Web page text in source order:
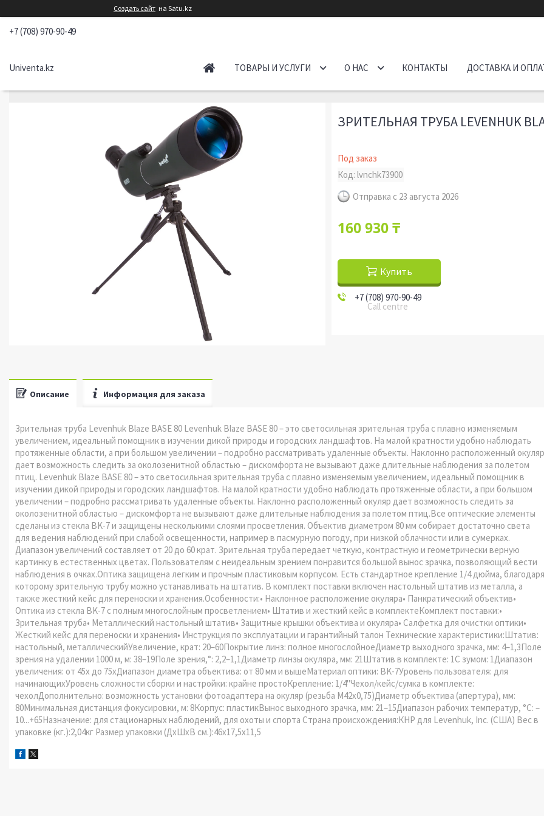
Создать сайт на Satu.kz
+7 (708) 970-90-49
Univenta.kz ТОВАРЫ И УСЛУГИ О НАС КОНТАКТЫ ДОСТАВКА И
ЗРИТЕЛЬНАЯ ТРУБА LEVENHUK
Под заказ
Код:lvnchk73900
Отправка с 23 августа 2026
160 930 ₸
Купить
+7 (708) 970-90-49
Call centre
Описание Информация для заказа
Зрительная труба Levenhuk Blaze BASE 80 Levenhuk Blaze BASE 80 – это светосильная зрительная труба с плавно изменяемым
увеличением, идеальный помощник в изучении дикой природы и городских ландшафтов. На малой кратности удобно наблюдать
протяженные области, а при большом увеличении – подробно рассматривать удаленные объекты. Наклонно расположенный окуляр
дает возможность следить за околозенитной областью – дискомфорта не вызывают даже длительные наблюдения за полетом
птиц. Levenhuk Blaze BASE 80 – это светосильная зрительная труба с плавно изменяемым увеличением, идеальный помощник в
изучении дикой природы и городских ландшафтов. На малой кратности удобно наблюдать протяженные области, а при большом
увеличении – подробно рассматривать удаленные объекты. Наклонно расположенный окуляр дает возможность следить за
околозенитной областью – дискомфорта не вызывают даже длительные наблюдения за полетом птиц.Все оптические элементы
сделаны из стекла BK-7 и защищены несколькими слоями просветления. Объектив диаметром 80 мм собирает достаточно света
для ведения наблюдений при слабой освещенности, например в пасмурную погоду, при низкой облачности или в сумерках.
Диапазон увеличений составляет от 20 до 60 крат. Зрительная труба передает четкую, контрастную и геометрически верную
картинку в естественных цветах. Пользователям с неидеальным зрением понравится большой вынос зрачка, позволяющий вести
наблюдения в очках.Оптика защищена легким и прочным пластиковым корпусом. Есть стандартное крепление 1/4 дюйма, благодаря
которому зрительную трубу можно устанавливать на штатив. В комплект поставки включен настольный штатив из металла, а
также жесткий кейс для переноски и хранения.Особенности:• Наклонное расположение окуляра• Панкратический объектив•
Оптика из стекла BK-7 с полным многослойным просветлением• Штатив и жесткий кейс в комплектеКомплект поставки:•
Зрительная труба• Металлический настольный штатив• Защитные крышки объектива и окуляра• Салфетка для очистки оптики•
Жесткий кейс для переноски и хранения• Инструкция по эксплуатации и гарантийный талон Технические характеристики:Штатив:
настольный, металлическийУвеличение, крат: 20–60Покрытие линз: полное многослойноеДиаметр выходного зрачка, мм: 4–1,3Поле
зрения на удалении 1000 м, м: 38–19Поле зрения,°: 2,2–1,1Диаметр линзы окуляра, мм: 21Штатив в комплекте: 1С зумом: 1Диапазон
увеличения: от 45х до 75хДиапазон диаметра объектива: от 80 мм и вышеМатериал оптики: BK-7Уровень пользователя: для
начинающихУровень сложности сборки и настройки: крайне простоКрепление: 1/4"Чехол/кейс/сумка в комплекте:
чехолДополнительно: возможность установки фотоадаптера на окуляр (резьба M42x0,75)Диаметр объектива (апертура), мм:
80Минимальная дистанция фокусировки, м: 8Корпус: пластикВынос выходного зрачка, мм: 21–15Диапазон рабочих температур, °С: –
10...+65Назначение: для стационарных наблюдений, для охоты и спорта Страна происхождения:КНР для Levenhuk, Inc. (США) Вес в
упаковке (кг.):2,04кг Размер упаковки (ДхШхВ см.):46x17,5x11,5